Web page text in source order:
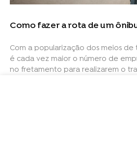
Como fazer a rota de um
Com a popularização dos meios
é cada vez maior o número de
no fretamento para realizarem o